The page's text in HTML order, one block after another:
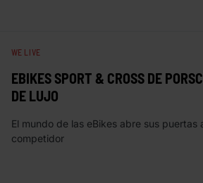
WE LIVE
EBIKES SPORT & CROSS DE
DE LUJO
El mundo de las eBikes abre sus puertas
competidor